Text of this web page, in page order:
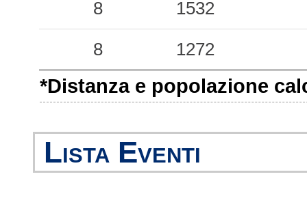
0.03
CVL
146
0.03
RCU
0.03
SAR
180
8 1532
8 1272
*Distanza e popolazione
Lista Eventi